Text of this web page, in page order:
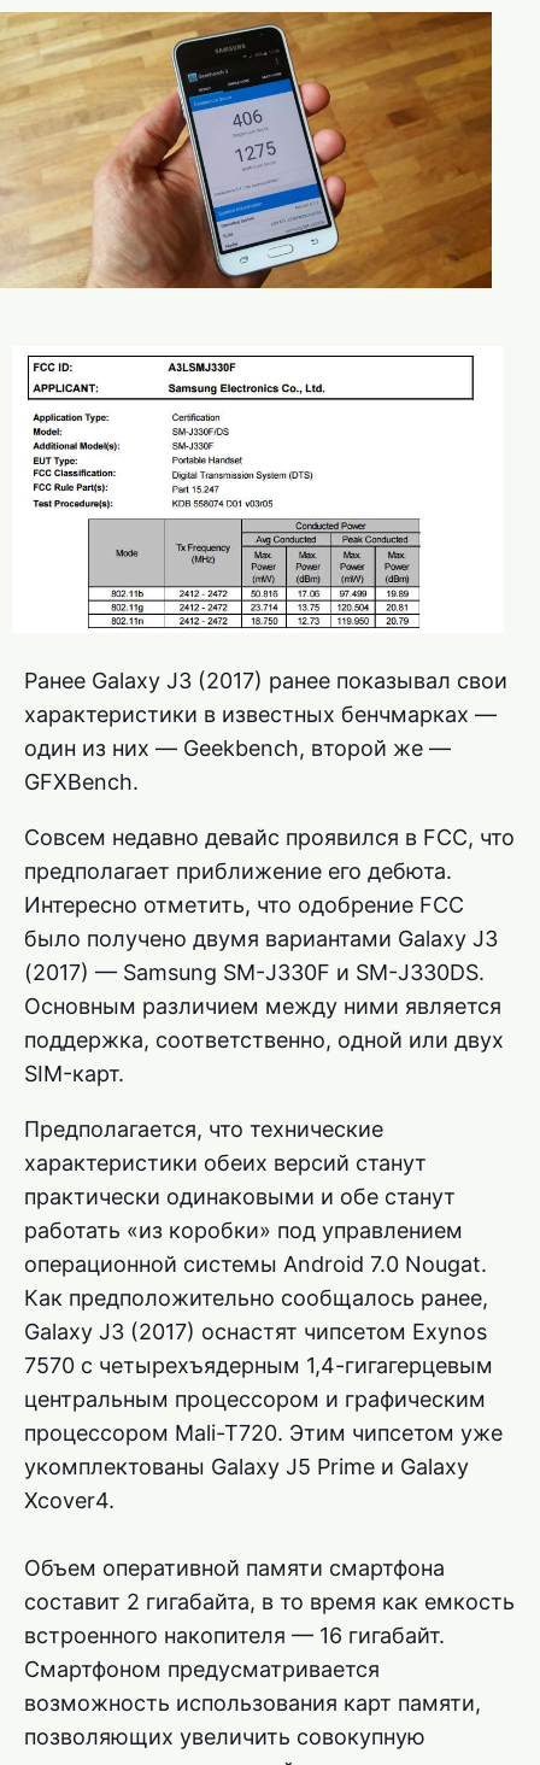
Ранее Galaxy J3 (2017) ранее показывал свои
характеристики в известных бенчмарках —
один из них — Geekbench, второй же —
GFXBench.
Совсем недавно девайс проявился в FCC, что
предполагает приближение его дебюта.
Интересно отметить, что одобрение FCC
было получено двумя вариантами Galaxy J3
(2017) — Samsung SM-J330F и SM-J330DS.
Основным различием между ними является
поддержка, соответственно, одной или двух
SIM-карт.
Предполагается, что технические
характеристики обеих версий станут
практически одинаковыми и обе станут
работать «из коробки» под управлением
операционной системы Android 7.0 Nougat.
Как предположительно сообщалось ранее,
Galaxy J3 (2017) оснастят чипсетом Exynos
7570 с четырехъядерным 1,4-гигагерцевым
центральным процессором и графическим
процессором Mali-T720. Этим чипсетом уже
укомплектованы Galaxy J5 Prime и Galaxy
Xcover4.
Объем оперативной памяти смартфона
составит 2 гигабайта, в то время как емкость
встроенного накопителя — 16 гигабайт.
Смартфоном предусматривается
возможность использования карт памяти,
позволяющих увеличить совокупную